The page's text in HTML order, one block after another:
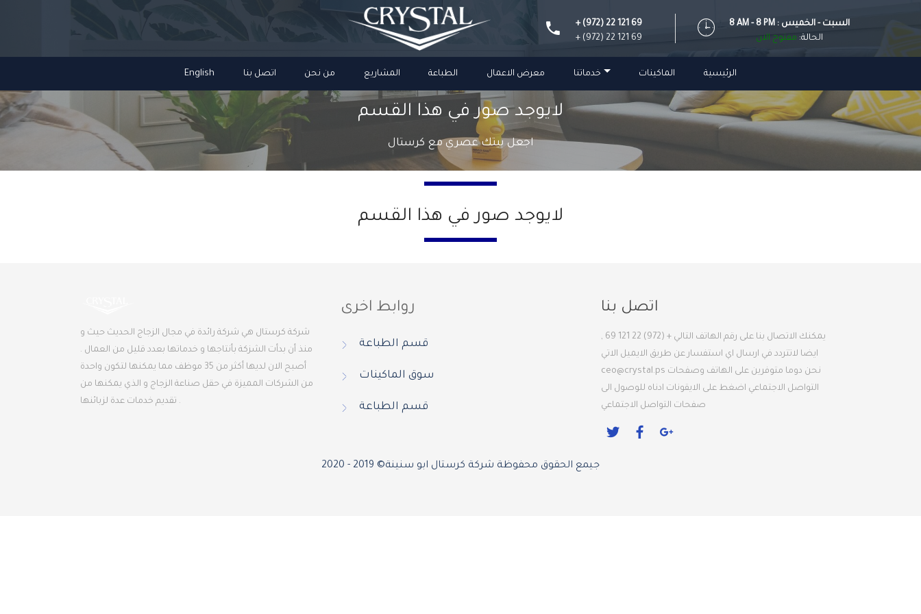
+ (972) 22 121 69
+ (972) 22 121 69
8 AM - 8 PM : السبت - الخميس
الحالة: مفتوح الان
English اتصل بنا من نحن المشاريع الطباعة معرض الاعمال خدماتنا الماكينات الرئيسية
لايوجد صور في هذا القسم
اجعل بيتك عصري مع كرستال
لايوجد صور في هذا القسم
شركة كرستال هي شركة رائدة في مجال الزجاج الحديث حيث و
منذ أن بدأت الشزكة بأنتاجها و خدماتها بعدد قليل من العمال .
أصبح الان لديها أكثر من 35 موظف مما يمكنها لتكون واحدة
من الشركات المميزة في حقل صناعة الزجاج و الذي يمكنها من
تقديم خدمات عدة لزبائنها .
روابط اخرى
قسم الطباعة
سوق الماكينات
قسم الطباعة
اتصل بنا
يمكنك الاتصال بنا على رقم الهاتف التالي + (972) 22 121 69 ,
ايضا لاتتردد في ارسال اي استفسار عن طريق الايميل الاتي
ceo@crystal.ps
التواصل الاجتماعي اضغط على الايقونات ادناه للوصول الى
صفحات التواصل الاجتماعي
جيمع الحقوق محفوظة شركة كرستال ابو سنينة© 2019 - 2020